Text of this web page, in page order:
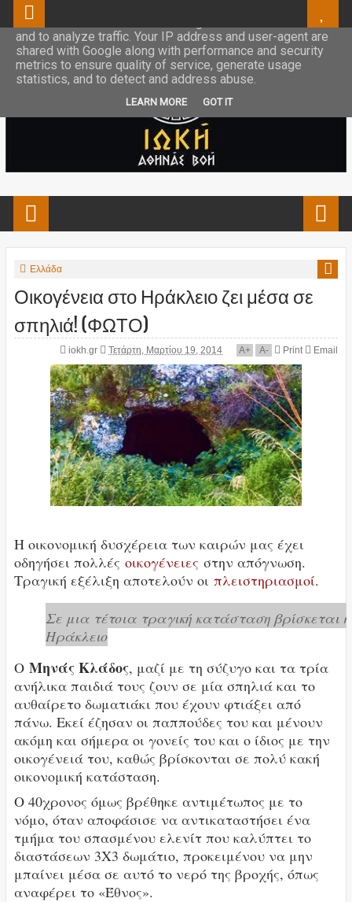
Ελλάδα
Οικογένεια στο Ηράκλειο ζει μέσα σε
σπηλιά! (ΦΩΤΟ)
iokh.gr Τετάρτη, Μαρτίου 19, 2014 A+ A- Print Email
Η οικονομική δυσχέρεια των καιρών μας έχει
οδηγήσει πολλές οικογένειες στην απόγνωση.
Τραγική εξέλιξη αποτελούν οι πλειστηριασμοί.
Σε μια τέτοια τραγική κατάσταση βρίσκεται
Ηράκλειο
Ο Μηνάς Κλάδος, μαζί με τη σύζυγο και τα τρία
ανήλικα παιδιά τους ζουν σε μία σπηλιά και το
αυθαίρετο δωματιάκι που έχουν φτιάξει από
πάνω. Εκεί έζησαν οι παππούδες του και μένουν
ακόμη και σήμερα οι γονείς του και ο ίδιος με την
οικογένειά του, καθώς βρίσκονται σε πολύ κακή
οικονομική κατάσταση.
Ο 40χρονος όμως βρέθηκε αντιμέτωπος με το
νόμο, όταν αποφάσισε να αντικαταστήσει ένα
τμήμα του σπασμένου ελενίτ που καλύπτει το
διαστάσεων 3Χ3 δωμάτιο, προκειμένου να μην
μπαίνει μέσα σε αυτό το νερό της βροχής, όπως
αναφέρει το «Έθνος».
This site uses cookies from Google to deliver its services
and to analyze traffic. Your IP address and user-agent are
shared with Google along with performance and security
metrics to ensure quality of service, generate usage
statistics, and to detect and address abuse.
LEARN MORE GOT IT